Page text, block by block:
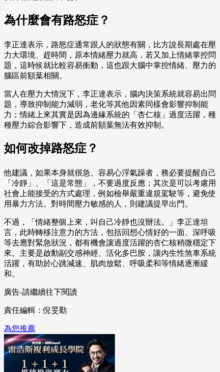
為什麼會有路怒症？
李正達表示，路怒症通常跟人的狀態有關，比方說長期處在壓
力大環境、趕時間，原本情緒壓力就高，若又加上情緒掌控問
題，這時候就比較容易衝動，這也跟大腦中掌控情緒、壓力的
腦區前額葉相關。
當人在壓力大情況下，李正達表示，腦內決策系統就容易出問
題，導致抑制能力減弱，老化等其他因素同樣會影響抑制能
力；情緒上來其實是因為邊緣系統的「杏仁核」過度活躍，種
種壓力綜合影響下，造成前額葉無法有效抑制。
如何改掉路怒症？
他建議，如果本身就很急、容易心浮氣躁者，務必要提醒自己
「冷靜」、「這是常態」，不要過度反應；其次是可以考慮用
社會上能接受的方式處理，例如檢舉嚴重違規駕駛等，避免使
用暴力方法。對時間壓力敏感的人，則建議提早出門。
不過，「情緒整個上來，叫自己冷靜也沒辦法。」李正達坦
言，此時轉移注意力的方法，包括回想心情好的一面、深呼吸
等去應對緊急狀況，都有機會讓過度活躍的杏仁核稍微穩定下
來。主要是啟動副交感神經、活化多巴胺，讓內生性煞車系統
活躍，有助於心跳減速、肌肉放鬆、呼吸柔和等情緒逐漸緩
和。
廣告-請繼續往下閱讀
責任編輯：倪旻勤
為您推薦